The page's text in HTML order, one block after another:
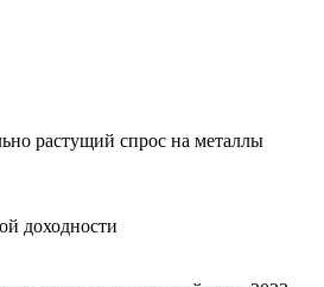
растущий спрос на металлы
доходности